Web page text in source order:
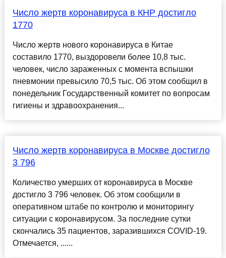
Число жертв коронавируса в КНР достигло
1770
Число жертв нового коронавируса в Китае
составило 1770, выздоровели более 10,8 тыс.
человек, число зараженных с момента вспышки
пневмонии превысило 70,5 тыс. Об этом сообщил в
понедельник Государственный комитет по вопросам
гигиены и здравоохранения...
Число жертв коронавируса в Москве достигло
3 796
Количество умерших от коронавируса в Москве
достигло 3 796 человек. Об этом сообщили в
оперативном штабе по контролю и мониторингу
ситуации с коронавирусом. За последние сутки
скончались 35 пациентов, заразившихся COVID-19.
Отмечается, ......